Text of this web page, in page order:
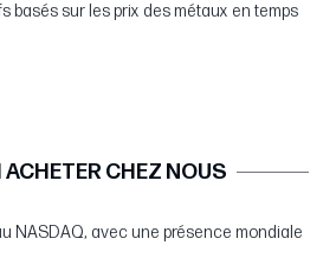
basés sur les prix des métaux en temps
CHEZ NOUS
NASDAQ, avec une présence mondiale